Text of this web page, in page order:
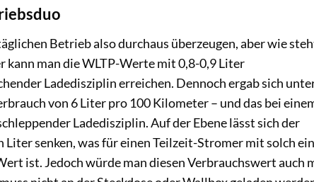
Betrieb also durchaus überzeugen, aber wie
kann man die WLTP-Werte mit 0,8-0,9 Liter
Ladedisziplin erreichen. Dennoch ergab sich
von 6 Liter pro 100 Kilometer – und das bei
Ladedisziplin. Auf der Ebene lässt sich der
Liter senken, was für einen Teilzeit-Stromer mit solch
ist. Jedoch würde man diesen Verbrauchswert auch